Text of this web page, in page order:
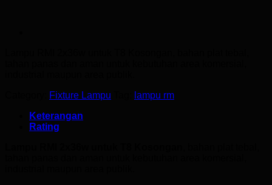
Fixture Lampu
lampu rm
Keterangan
Rating